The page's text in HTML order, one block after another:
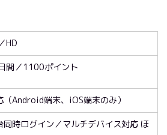
HD
間／1100ポイント
（Android端末、iOS端末のみ）
同時ログイン／マルチデバイス対応 ほ